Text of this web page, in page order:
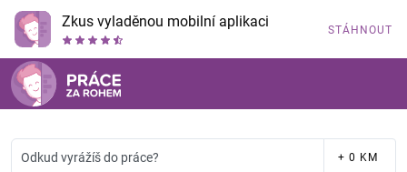
Zkus vyladěnou mobilní aplikaci STÁHNOUT
Odkud vyrážíš do práce? + 0 KM